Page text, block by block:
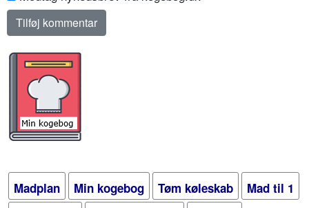
Madplan Min kogebog Tøm køleskab
Mad til 1